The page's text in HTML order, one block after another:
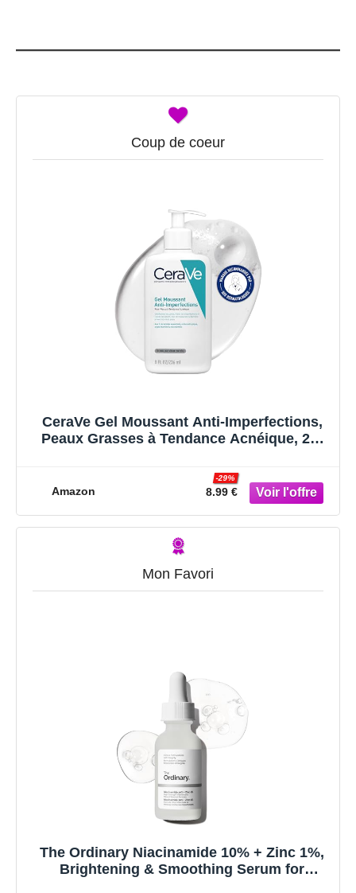
Coup de coeur
CeraVe Gel Moussant Anti-Imperfections,
Peaux Grasses à Tendance Acnéique, 2%
Technologie Sébum Contrôle, Sans Parfum,
Hypoallergénique, 236 ml
Amazon 8.99 €
-29%
Mon Favori
The Ordinary Niacinamide 10% + Zinc 1%,
Brightening & Smoothing Serum for